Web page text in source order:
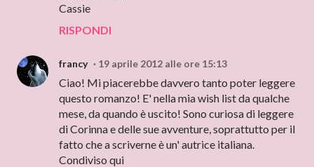
Cassie
RISPONDI
francy 19 aprile 2012 alle ore 15:13
Ciao! Mi piacerebbe davvero tanto poter leggere
questo romanzo! E' nella mia wish list da qualche
mese, da quando è uscito! Sono curiosa di leggere
di Corinna e delle sue avventure, soprattutto per il
fatto che a scriverne è un' autrice italiana.
Condiviso qui